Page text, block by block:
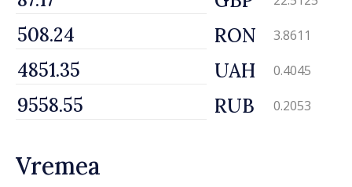
RON 3.8611
UAH 0.4045
RUB 0.2053
Vremea